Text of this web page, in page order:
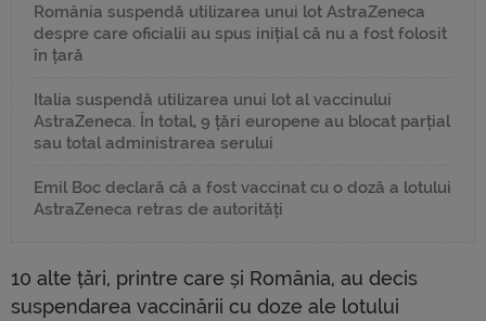
România suspendă utilizarea unui lot AstraZeneca
despre care oficialii au spus inițial că nu a fost folosit
în țară
Italia suspendă utilizarea unui lot al vaccinului
AstraZeneca. În total, 9 țări europene au blocat parțial
sau total administrarea serului
Emil Boc declară că a fost vaccinat cu o doză a lotului
AstraZeneca retras de autorități
10 alte țări, printre care și România, au decis
suspendarea vaccinării cu doze ale lotului